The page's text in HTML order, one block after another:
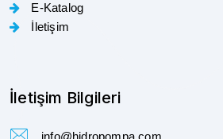
E-Katalog
İletişim
İletişim Bilgileri